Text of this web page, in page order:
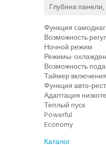
Глубина
Функция
Возможность
Ночной режим
Режимы:
Возможность
Таймер
Функция авто-
Адаптация
Теплый пуск
Powerful
Economy
Каталог